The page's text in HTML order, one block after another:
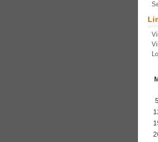
M